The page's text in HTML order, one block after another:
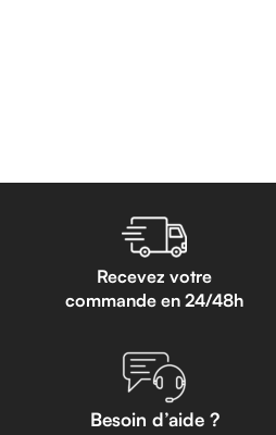
Recevez votre
commande en 24/48h
Besoin d’aide ?